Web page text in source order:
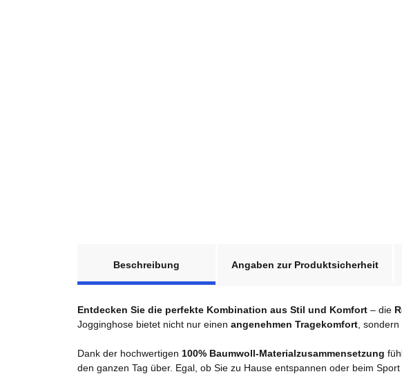
Beschreibung
Angaben zur Produktsicherheit
Entdecken Sie die perfekte Kombination aus Stil und Komfort – die
Jogginghose bietet nicht nur einen angenehmen Tragekomfort ,
Dank der hochwertigen 100% Baumwoll-Materialzusammensetzung
den ganzen Tag über. Egal, ob Sie zu Hause entspannen oder beim